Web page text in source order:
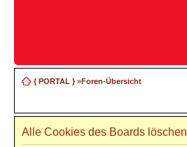
{ PORTAL }»Foren-Übersicht
Alle Cookies des Boards löschen